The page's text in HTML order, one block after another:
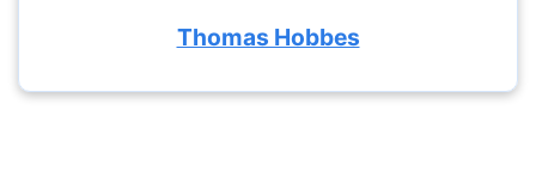
Thomas Hobbes